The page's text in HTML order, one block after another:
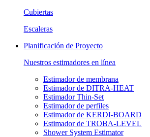
Cubiertas
Escaleras
Planificación de Proyecto
Nuestros estimadores en línea
Estimador de membrana
Estimador de DITRA-HEAT
Estimador Thin-Set
Estimador de perfiles
Estimador de KERDI-BOARD
Estimador de TROBA-LEVEL
Shower System Estimator